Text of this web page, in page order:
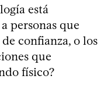
está
personas que
confianza, o los
que
físico?